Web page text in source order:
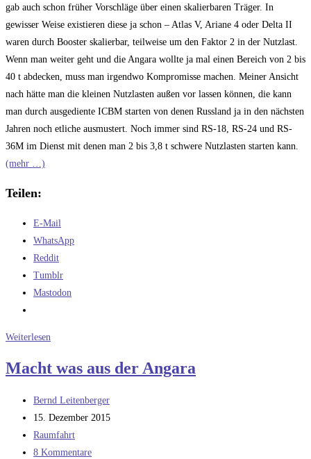
gab auch schon früher Vorschläge über einen skalierbaren Träger. In
gewisser Weise existieren diese ja schon – Atlas V, Ariane 4 oder Delta II
waren durch Booster skalierbar, teilweise um den Faktor 2 in der Nutzlast.
Wenn man weiter geht und die Angara wollte ja mal einen Bereich von 2 bis
40 t abdecken, muss man irgendwo Kompromisse machen. Meiner Ansicht
nach hätte man die kleinen Nutzlasten außen vor lassen können, die kann
man durch ausgediente ICBM starten von denen Russland ja in den nächsten
Jahren noch etliche ausmustert. Noch immer sind RS-18, RS-24 und RS-
36M im Dienst mit denen man 2 bis 3,8 t schwere Nutzlasten starten kann.
(mehr …)
Teilen:
E-Mail
WhatsApp
Reddit
Tumblr
Mastodon
Weiterlesen
so
ich
was
draus
Macht was aus der Angara
Beitrags-
Autor:
Bernd Leitenberger
Beitrag
veröffentlicht:
15. Dezember 2015
Beitrags-
Kategorie:
Raumfahrt
Beitrags-
8 Kommentare